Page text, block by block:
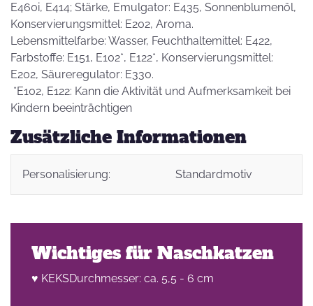
E460i, E414; Stärke, Emulgator: E435, Sonnenblumenöl,
Konservierungsmittel: E202, Aroma.
Lebensmittelfarbe: Wasser, Feuchthaltemittel: E422,
Farbstoffe: E151, E102*, E122*, Konservierungsmittel:
E202, Säureregulator: E330.
*E102, E122: Kann die Aktivität und Aufmerksamkeit bei
Kindern beeinträchtigen
Zusätzliche Informationen
Personalisierung: Standardmotiv
Wichtiges für Naschkatzen
♥ KEKSDurchmesser: ca. 5,5 - 6 cm